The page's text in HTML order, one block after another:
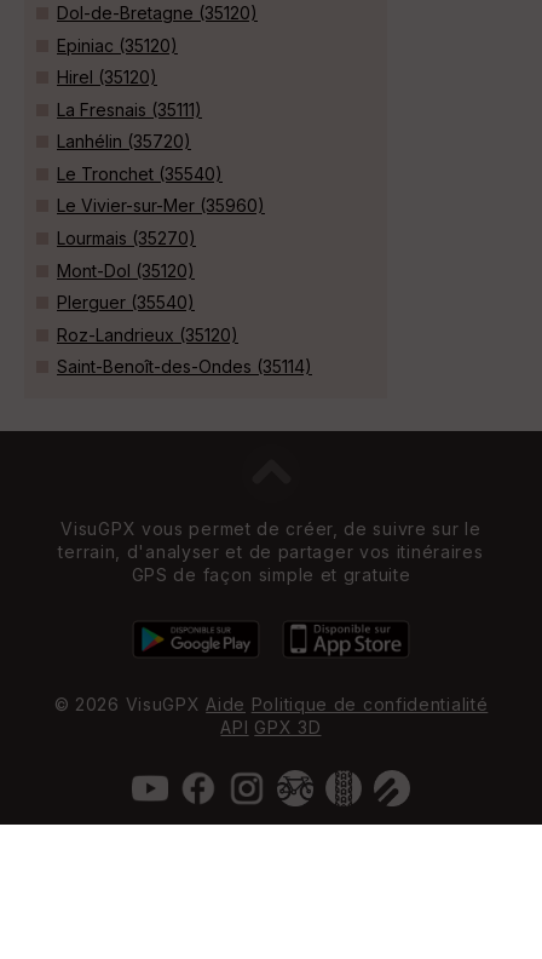
Dol-de-Bretagne (35120)
Epiniac (35120)
Hirel (35120)
La Fresnais (35111)
Lanhélin (35720)
Le Tronchet (35540)
Le Vivier-sur-Mer (35960)
Lourmais (35270)
Mont-Dol (35120)
Plerguer (35540)
Roz-Landrieux (35120)
Saint-Benoît-des-Ondes (35114)
VisuGPX vous permet de créer, de suivre sur le
terrain, d'analyser et de partager vos itinéraires
GPS de façon simple et gratuite
© 2026 VisuGPXAide Politique de confidentialité
API GPX 3D